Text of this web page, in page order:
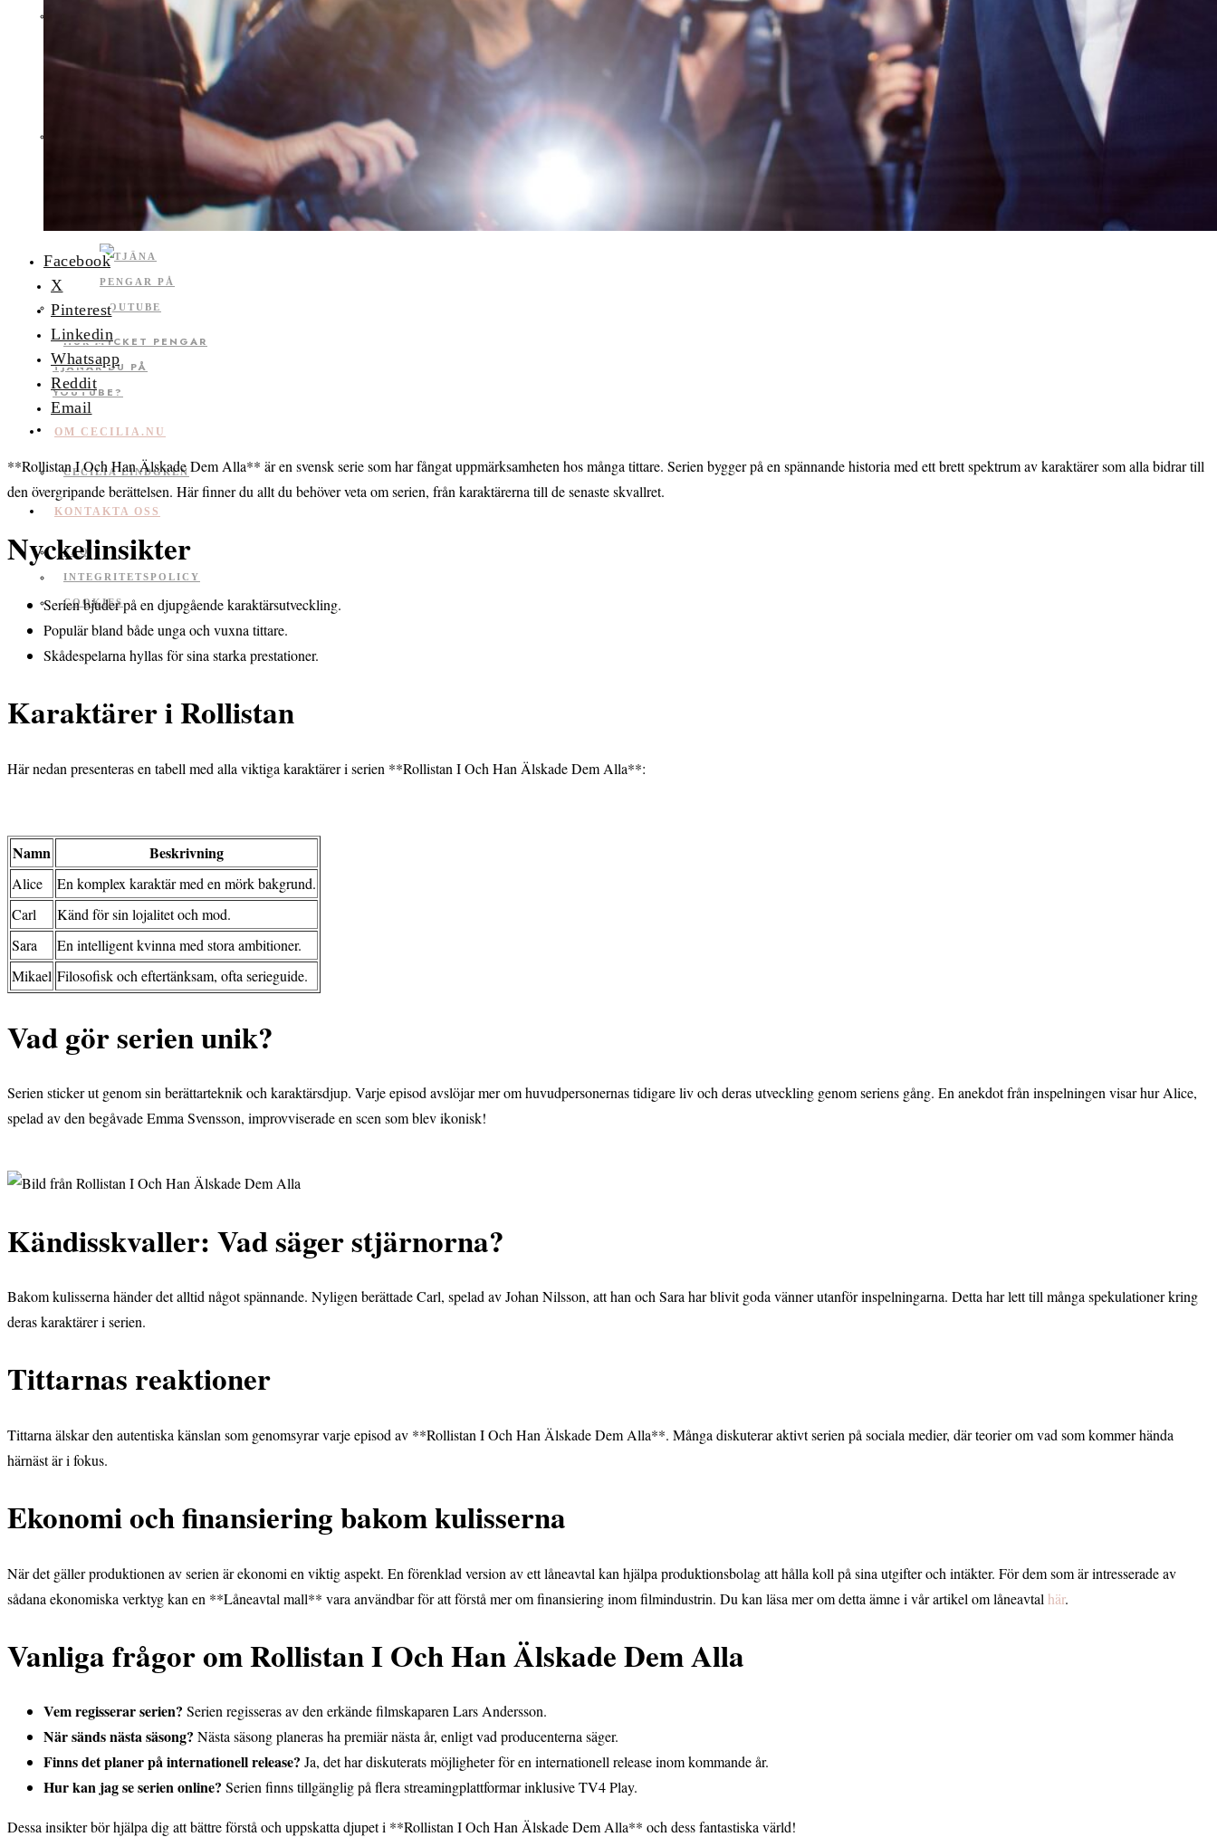
VR – EN TREND SOM
ELSPARKCYKEL/EL
HUR MYCKET PENGAR
TJÄNAR DU PÅ
YOUTUBE?
OM CECILIA.NU
CECILIA LINDGREN
KONTAKTA OSS
FAQ
INTEGRITETSPOLICY
COOKIES
Facebook
X
Pinterest
Linkedin
Whatsapp
Reddit
Email
**Rollistan I Och Han Älskade Dem Alla** är en svensk serie som har fångat uppmärksamheten hos många tittare. Serien bygger på en spännande historia med ett brett spektrum av karaktärer som alla bidrar till
den övergripande berättelsen. Här finner du allt du behöver veta om serien, från karaktärerna till de senaste skvallret.
Nyckelinsikter
Serien bjuder på en djupgående karaktärsutveckling.
Populär bland både unga och vuxna tittare.
Skådespelarna hyllas för sina starka prestationer.
Karaktärer i Rollistan
Här nedan presenteras en tabell med alla viktiga karaktärer i serien **Rollistan I Och Han Älskade Dem Alla**:
Namn Beskrivning
Alice
En komplex karaktär med en mörk bakgrund.
Carl
Känd för sin lojalitet och mod.
Sara
En intelligent kvinna med stora ambitioner.
Mikael Filosofisk och eftertänksam, ofta serieguide.
Vad gör serien unik?
Serien sticker ut genom sin berättarteknik och karaktärsdjup. Varje episod avslöjar mer om huvudpersonernas tidigare liv och deras utveckling genom seriens gång. En anekdot från inspelningen visar hur Alice,
spelad av den begåvade Emma Svensson, improvviserade en scen som blev ikonisk!
Kändisskvaller: Vad säger stjärnorna?
Bakom kulisserna händer det alltid något spännande. Nyligen berättade Carl, spelad av Johan Nilsson, att han och Sara har blivit goda vänner utanför inspelningarna. Detta har lett till många spekulationer kring
deras karaktärer i serien.
Tittarnas reaktioner
Tittarna älskar den autentiska känslan som genomsyrar varje episod av **Rollistan I Och Han Älskade Dem Alla**. Många diskuterar aktivt serien på sociala medier, där teorier om vad som kommer hända
härnäst är i fokus.
Ekonomi och finansiering bakom kulisserna
När det gäller produktionen av serien är ekonomi en viktig aspekt. En förenklad version av ett låneavtal kan hjälpa produktionsbolag att hålla koll på sina utgifter och intäkter. För dem som är intresserade av
sådana ekonomiska verktyg kan en **Låneavtal mall** vara användbar för att förstå mer om finansiering inom filmindustrin. Du kan läsa mer om detta ämne i vår artikel om låneavtal här.
Vanliga frågor om Rollistan I Och Han Älskade Dem Alla
Vem regisserar serien? Serien regisseras av den erkände filmskaparen Lars Andersson.
När sänds nästa säsong? Nästa säsong planeras ha premiär nästa år, enligt vad producenterna säger.
Finns det planer på internationell release? Ja, det har diskuterats möjligheter för en internationell release inom kommande år.
Hur kan jag se serien online? Serien finns tillgänglig på flera streamingplattformar inklusive TV4 Play.
Dessa insikter bör hjälpa dig att bättre förstå och uppskatta djupet i **Rollistan I Och Han Älskade Dem Alla** och dess fantastiska värld!